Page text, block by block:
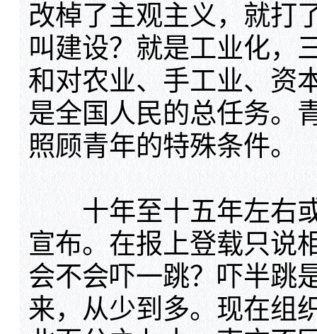
改棹了主观主义，就打
叫建设？就是工业化，
和对农业、手工业、资
是全国人民的总任务。
照顾青年的特殊条件。
十年至十五年左右或
宣布。在报上登载只说
会不会吓一跳？吓半跳
来，从少到多。现在组